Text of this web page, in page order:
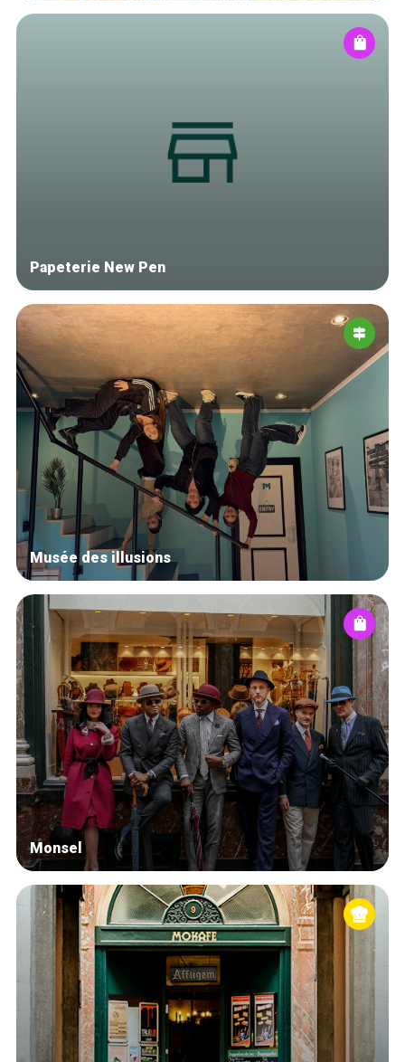
Papeterie New Pen
Musée des illusions
Monsel